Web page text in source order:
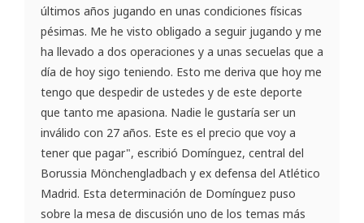
últimos años jugando en unas condiciones físicas
pésimas. Me he visto obligado a seguir jugando y me
ha llevado a dos operaciones y a unas secuelas que a
día de hoy sigo teniendo. Esto me deriva que hoy me
tengo que despedir de ustedes y de este deporte
que tanto me apasiona. Nadie le gustaría ser un
inválido con 27 años. Este es el precio que voy a
tener que pagar", escribió Domínguez, central del
Borussia Mönchengladbach y ex defensa del Atlético
Madrid. Esta determinación de Domínguez puso
sobre la mesa de discusión uno de los temas más